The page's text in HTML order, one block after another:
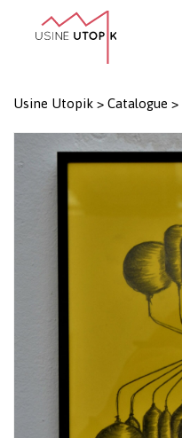
Panier
Usine Utopik > Catalogue >